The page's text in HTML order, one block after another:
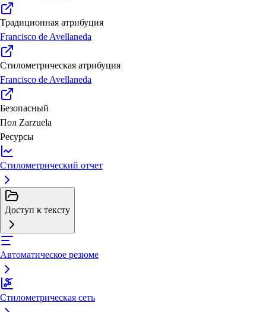
Традиционная атрибуция
Francisco de Avellaneda
Стилометрическая атрибуция
Francisco de Avellaneda
Безопасный
Пол Zarzuela
Ресурсы
Стилометрический отчет
Доступ к тексту
Автоматическое резюме
Стилометрическая сеть